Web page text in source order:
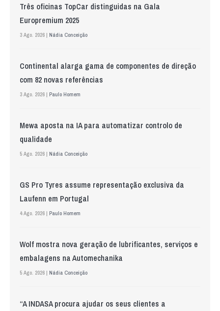
Três oficinas TopCar distinguidas na Gala
Europremium 2025
3 Ago. 2026 | Nádia Conceição
Continental alarga gama de componentes de direção
com 82 novas referências
3 Ago. 2026 | Paulo Homem
Mewa aposta na IA para automatizar controlo de
qualidade
5 Ago. 2026 | Nádia Conceição
GS Pro Tyres assume representação exclusiva da
Laufenn em Portugal
4 Ago. 2026 | Paulo Homem
Wolf mostra nova geração de lubrificantes, serviços e
embalagens na Automechanika
5 Ago. 2026 | Nádia Conceição
“A INDASA procura ajudar os seus clientes a